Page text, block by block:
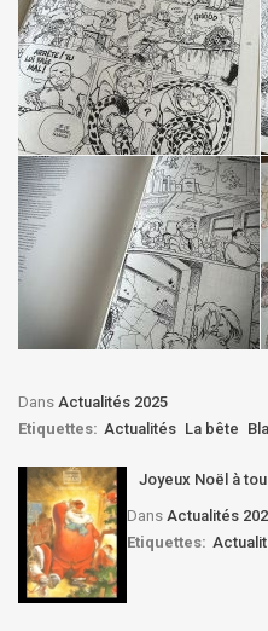
Dans Actualités 2025
Etiquettes: Actualités La bête
Joyeux Noël à
Dans Actualités
Etiquettes: